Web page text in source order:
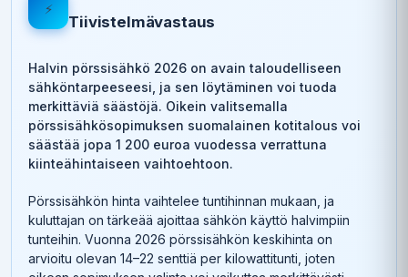
⚡
Tiivistelmävastaus
Halvin pörssisähkö 2026 on avain taloudelliseen
sähköntarpeeseesi, ja sen löytäminen voi tuoda
merkittäviä säästöjä. Oikein valitsemalla
pörssisähkösopimuksen suomalainen kotitalous voi
säästää jopa 1 200 euroa vuodessa verrattuna
kiinteähintaiseen vaihtoehtoon.
Pörssisähkön hinta vaihtelee tuntihinnan mukaan, ja
kuluttajan on tärkeää ajoittaa sähkön käyttö halvimpiin
tunteihin. Vuonna 2026 pörssisähkön keskihinta on
arvioitu olevan 14–22 senttiä per kilowattitunti, joten